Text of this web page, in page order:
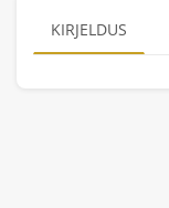
KIRJELDUS